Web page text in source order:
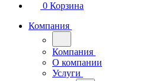
0 Корзина
Компания
Компания
О компании
Услуги